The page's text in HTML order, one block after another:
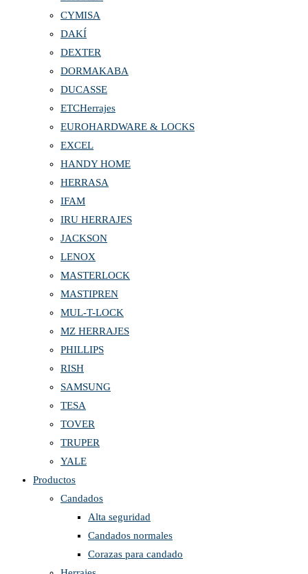
CYMISA
DAKÍ
DEXTER
DORMAKABA
DUCASSE
ETCHerrajes
EUROHARDWARE & LOCKS
EXCEL
HANDY HOME
HERRASA
IFAM
IRU HERRAJES
JACKSON
LENOX
MASTERLOCK
MASTIPREN
MUL-T-LOCK
MZ HERRAJES
PHILLIPS
RISH
SAMSUNG
TESA
TOVER
TRUPER
YALE
Productos
Candados
Alta seguridad
Candados normales
Corazas para candado